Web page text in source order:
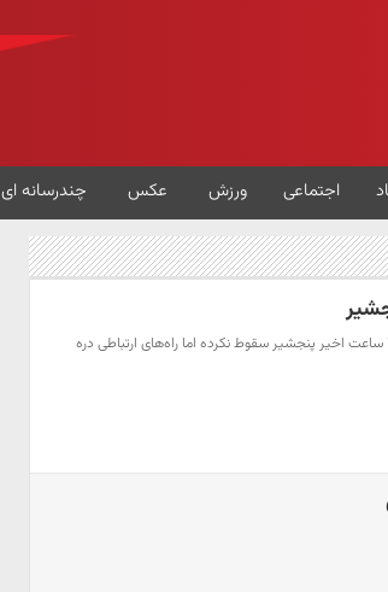
اجتماعی ورزش عکس چندرسانه ای
مهر/ برخلاف ادعاها با افزایش درگیری‌ها در ۴۸ ساعت اخیر پنجشیر سقوط نکرده اما راه‌های ارتباطی دره